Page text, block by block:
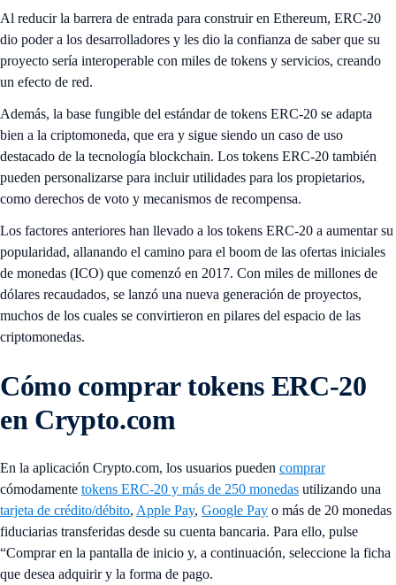
Al reducir la barrera de entrada para construir en Ethereum, ERC-20
dio poder a los desarrolladores y les dio la confianza de saber que su
proyecto sería interoperable con miles de tokens y servicios, creando
un efecto de red.
Además, la base fungible del estándar de tokens ERC-20 se adapta
bien a la criptomoneda, que era y sigue siendo un caso de uso
destacado de la tecnología blockchain. Los tokens ERC-20 también
pueden personalizarse para incluir utilidades para los propietarios,
como derechos de voto y mecanismos de recompensa.
Los factores anteriores han llevado a los tokens ERC-20 a aumentar su
popularidad, allanando el camino para el boom de las ofertas iniciales
de monedas (ICO) que comenzó en 2017. Con miles de millones de
dólares recaudados, se lanzó una nueva generación de proyectos,
muchos de los cuales se convirtieron en pilares del espacio de las
criptomonedas.
Cómo comprar tokens ERC-20
en Crypto.com
En la aplicación Crypto.com, los usuarios pueden comprar
cómodamente tokens ERC-20 y más de 250 monedas utilizando una
tarjeta de crédito/débito, Apple Pay, Google Pay o más de 20 monedas
fiduciarias transferidas desde su cuenta bancaria. Para ello, pulse
“Comprar en la pantalla de inicio y, a continuación, seleccione la ficha
que desea adquirir y la forma de pago.